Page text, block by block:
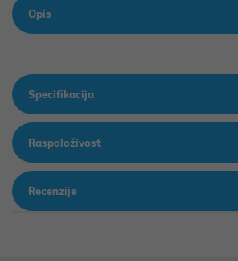
Opis
Specifikacija
Raspoloživost
Recenzije